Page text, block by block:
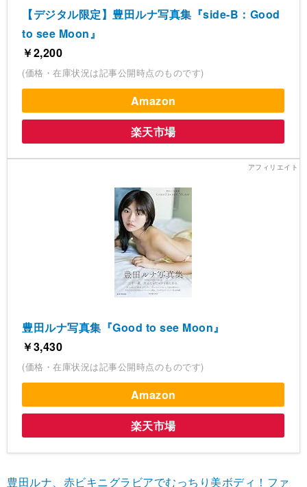
【デジタル限定】豊田ルナ写真集『side-B：Good
to see Moon』
￥2,200
(価格・在庫状況は記事公開時点のものです)
Amazon
楽天市場
豊田ルナ写真集『Good to see Moon』
￥3,430
(価格・在庫状況は記事公開時点のものです)
Amazon
楽天市場
豊田ルナ、赤ビキニグラビアでむっちり美ボディ！ファ